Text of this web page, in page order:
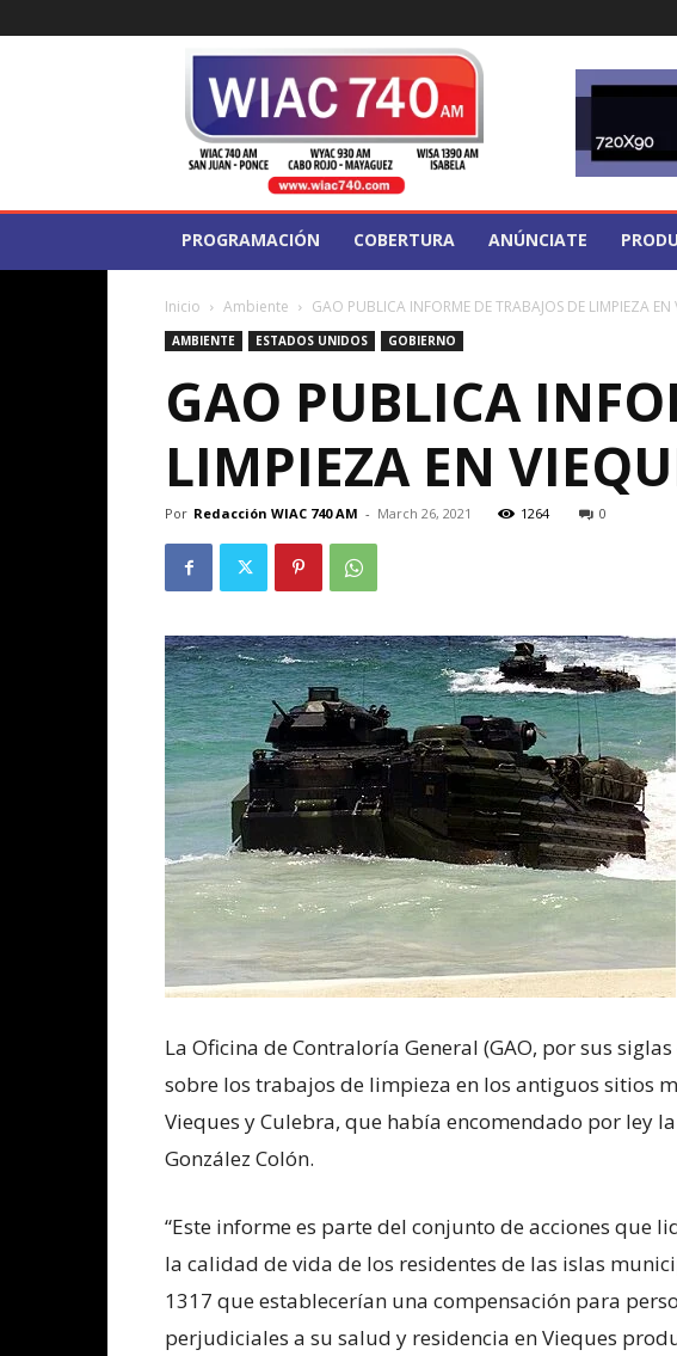
PROGRAMACIÓN COBERTURA ANÚNCIATE
Inicio Ambiente GAO PUBLICA INFORME DE TRABAJOS DE LIMPIEZA EN
AMBIENTE ESTADOS UNIDOS GOBIERNO
GAO PUBLICA
LIMPIEZA EN
Por Redacción WIAC 740 AM - March 26, 2021 1264 0
La Oficina de Contraloría General (GAO, por sus
sobre los trabajos de limpieza en los antiguos sitios
Vieques y Culebra, que había encomendado por ley
González Colón.
“Este informe es parte del conjunto de acciones que
la calidad de vida de los residentes de las islas
1317 que establecerían una compensación para
perjudiciales a su salud y residencia en Vieques